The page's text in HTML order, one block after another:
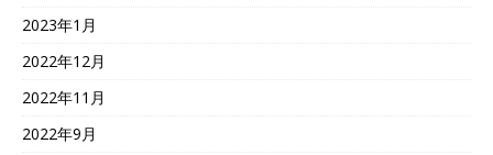
2023年1月
2022年12月
2022年11月
2022年9月